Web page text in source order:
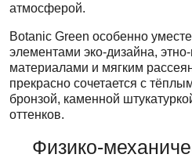
атмосферой.
Botanic Green особенно
элементами эко-дизайна,
материалами и мягким
прекрасно сочетается с
бронзой, каменной
оттенков.
Физико-